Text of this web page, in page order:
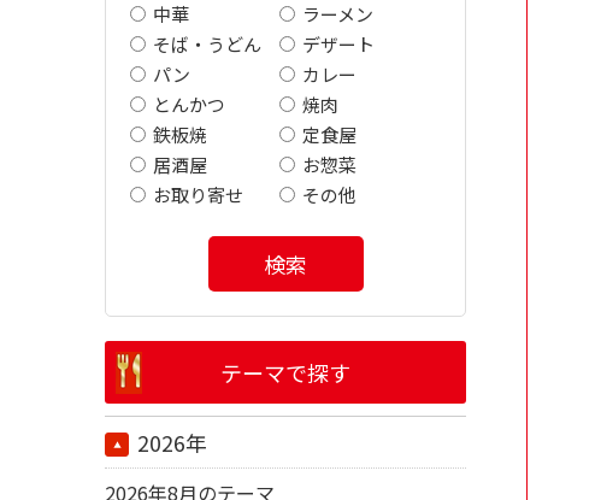
中華
ラーメン
そば・うどん
デザート
パン
カレー
とんかつ
焼肉
鉄板焼
定食屋
居酒屋
お惣菜
お取り寄せ
その他
検索
テーマで探す
2026年
2026年8月のテーマ